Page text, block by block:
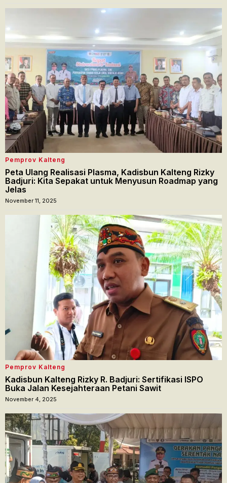
Pemprov Kalteng
Peta Ulang Realisasi Plasma, Kadisbun Kalteng Rizky
Badjuri: Kita Sepakat untuk Menyusun Roadmap yang
Jelas
November 11, 2025
Pemprov Kalteng
Kadisbun Kalteng Rizky R. Badjuri: Sertifikasi ISPO
Buka Jalan Kesejahteraan Petani Sawit
November 4, 2025